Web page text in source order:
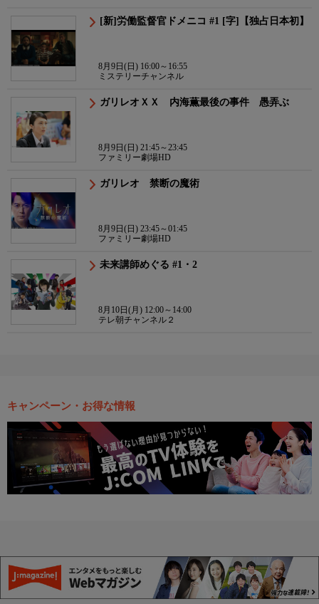
[新]労働監督官ドメニコ #1 [字]【独占日本初】
8月9日(日) 16:00～16:55
ミステリーチャンネル
ガリレオＸＸ 内海薫最後の事件 愚弄ぶ
8月9日(日) 21:45～23:45
ファミリー劇場HD
ガリレオ 禁断の魔術
8月9日(日) 23:45～01:45
ファミリー劇場HD
未来講師めぐる #1・2
8月10日(月) 12:00～14:00
テレ朝チャンネル２
キャンペーン・お得な情報